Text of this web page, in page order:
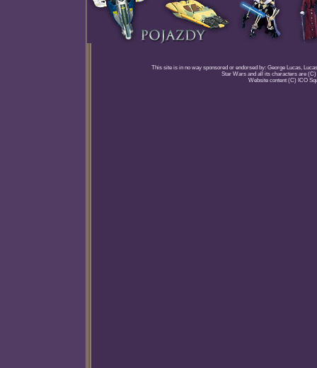
This site is in no way sponsored or endorsed by: George Lucas,
Star Wars and all its characters are
Website content (C) ICO